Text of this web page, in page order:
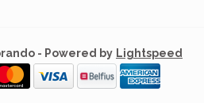
- Powered by Lightspeed